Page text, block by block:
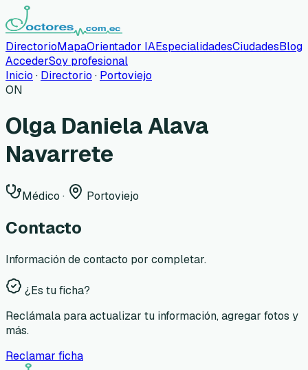
DirectorioMapaOrientador IAEspecialidadesCiudadesBlog
AccederSoy profesional
Inicio · Directorio · Portoviejo
ON
Olga Daniela Alava
Navarrete
Médico · Portoviejo
Contacto
Información de contacto por completar.
¿Es tu ficha?
Reclámala para actualizar tu información, agregar fotos y
más.
Reclamar ficha